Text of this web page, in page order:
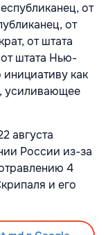
от
от
от штата
штата Нью-
как
усиливающее
августа
России из-за
4
и его